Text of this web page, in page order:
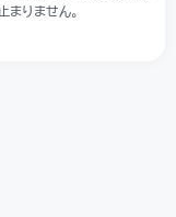
りません。